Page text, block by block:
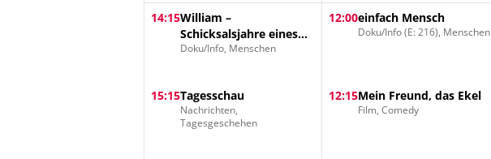
14:15William –
Schicksalsjahre eines
Thronfolgers
Doku/Info, Menschen
15:15Tagesschau
Nachrichten,
Tagesgeschehen
12:00einfach Mensch
Doku/Info (E: 216), Menschen
12:15Mein Freund, das Ekel
Film, Comedy